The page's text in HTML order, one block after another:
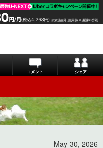
コメント シェア
May 30, 2026